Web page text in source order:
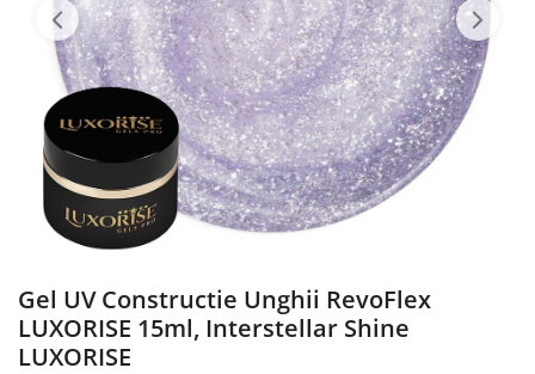
Blog
Autentificare
Înregistrare
Gel UV Constructie Unghii RevoFlex
LUXORISE 15ml, Interstellar Shine
LUXORISE